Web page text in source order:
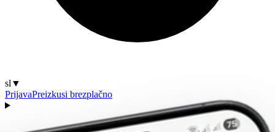
sl ▼
PrijavaPreizkusi brezplačno